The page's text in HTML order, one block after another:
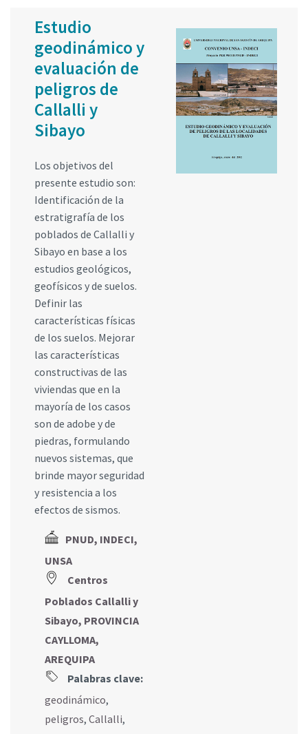
Estudio
geodinámico y
evaluación de
peligros de
Callalli y
Sibayo
Los objetivos del
presente estudio son:
Identificación de la
estratigrafía de los
poblados de Callalli y
Sibayo en base a los
estudios geológicos,
geofísicos y de suelos.
Definir las
características físicas
de los suelos. Mejorar
las características
constructivas de las
viviendas que en la
mayoría de los casos
son de adobe y de
piedras, formulando
nuevos sistemas, que
brinde mayor seguridad
y resistencia a los
efectos de sismos.
PNUD, INDECI,
UNSA
Centros
Poblados Callalli y
Sibayo, PROVINCIA
CAYLLOMA,
AREQUIPA
Palabras clave:
geodinámico,
peligros, Callalli,